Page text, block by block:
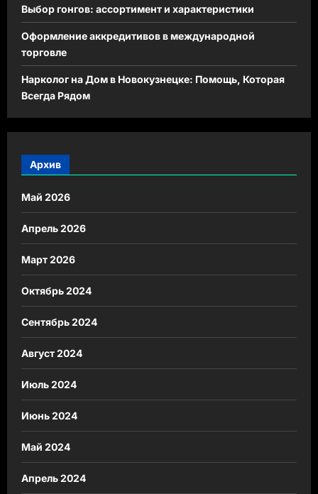
Выбор гонгов: ассортимент и характеристики
Оформление аккредитивов в международной
торговле
Нарколог на Дом в Новокузнецке: Помощь, Которая
Всегда Рядом
Архив
Май 2026
Апрель 2026
Март 2026
Октябрь 2024
Сентябрь 2024
Август 2024
Июль 2024
Июнь 2024
Май 2024
Апрель 2024